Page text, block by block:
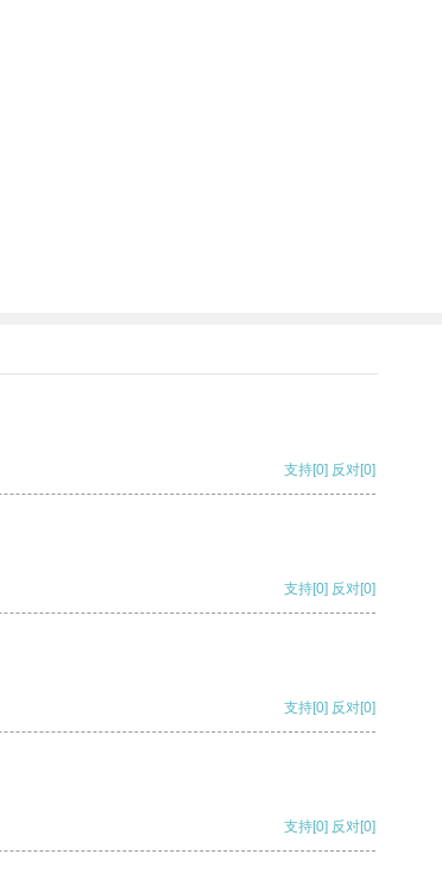
支持[0] 反对[0]
支持[0] 反对[0]
支持[0] 反对[0]
支持[0] 反对[0]